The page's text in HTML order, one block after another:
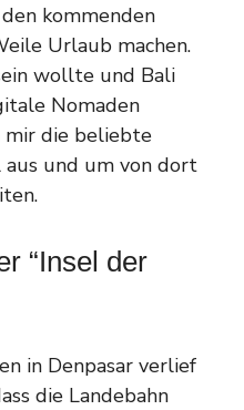
kommenden
Urlaub machen.
wollte und Bali
Nomaden
mir die beliebte
aus und um von dort
“Insel der
in Denpasar verlief
die Landebahn